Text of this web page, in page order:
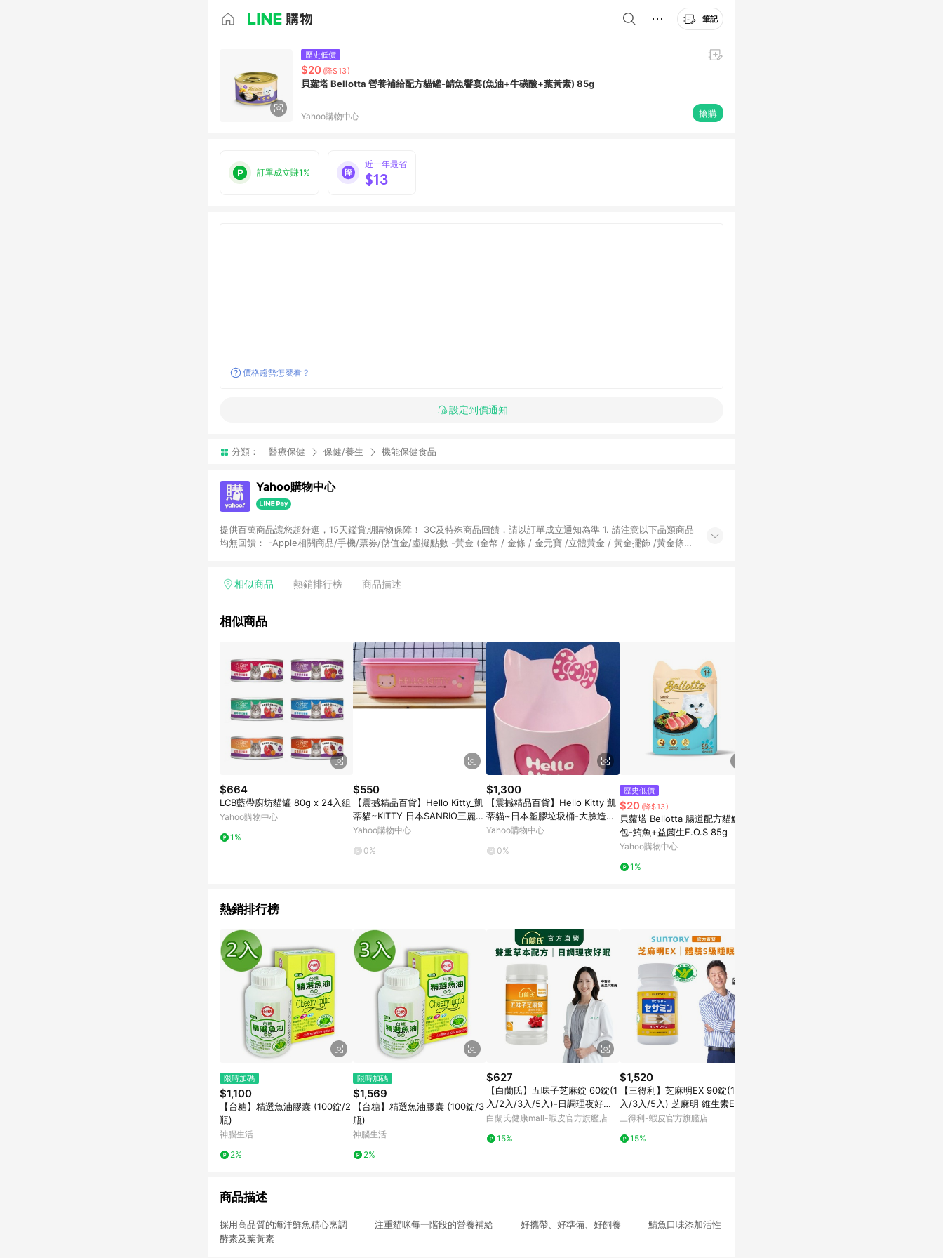
筆記
歷史低價
$20 (降$13)
貝蘿塔 Bellotta 營養補給配方貓罐-鯖魚饗宴(魚油+牛磺酸+葉黃素) 85g
Yahoo購物中心 搶購
訂單成立賺1%
近一年最省
$13
價格趨勢怎麼看？
設定到價通知
分類： 醫療保健 保健/養生 機能保健食品
Yahoo購物中心
提供百萬商品讓您超好逛，15天鑑賞期購物保障！ 3C及特殊商品回饋，請以訂單成立通知為準 1. 請注意以下品類商品
均無回饋： -Apple相關商品/手機/票券/儲值金/虛擬點數 -黃金 (金幣 / 金條 / 金元寶 /立體黃金 / 黃金擺飾 /黃金條
Yahoo超贈點回饋者 - 購物中心商店之商品：商品賣場中有標示「商店」及顯示商店名稱者(指定活動店家除外) 3. 訂
相似商品 熱銷排行榜 商品描述
相似商品
$664
LCB藍帶廚坊貓罐 80g x 24入組
Yahoo購物中心
1%
$550
【震撼精品百貨】Hello Kitty_凱
蒂貓~KITTY 日本SANRIO三麗鷗
KITTY單層保鮮盒-日本製*3527
Yahoo購物中心
0%
$1,300
【震撼精品百貨】Hello Kitty 凱
蒂貓~日本塑膠垃圾桶-大臉造型
#61846
Yahoo購物中心
0%
歷史低價
$20 (降$13)
貝蘿塔 Bellotta 腸道配方貓鮮
包-鮪魚+益菌生F.O.S 85g
Yahoo購物中心
1%
熱銷排行榜
限時加碼
$1,100
【台糖】精選魚油膠囊 (100錠/2
瓶)
神腦生活
2%
限時加碼
$1,569
【台糖】精選魚油膠囊 (100錠/3
瓶)
神腦生活
2%
$627
【白蘭氏】五味子芝麻錠 60錠(1
入/2入/3入/5入)-日調理夜好眠
植物性配方 夜唱熬夜必備 調節生
白蘭氏健康mall-蝦皮官方旗艦店
15%
$1,520
【三得利】芝麻明EX 90錠(1入/2
入/3入/5入) 芝麻明 維生素E 睡
眠新日常 國家護肝核可 官方直營
三得利-蝦皮官方旗艦店
15%
商品描述
採用高品質的海洋鮮魚精心烹調 注重貓咪每一階段的營養補給 好攜帶、好準備、好飼養 鯖魚口味添加活性
酵素及葉黃素